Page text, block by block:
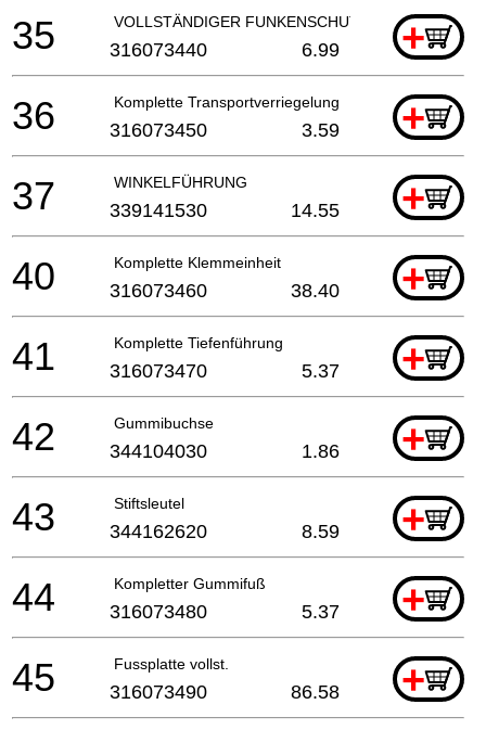
VOLLSTÄNDIGER FUNKENSCHUTZ +
35 316073440 6.99
Komplette Transportverriegelung +
36 316073450 3.59
WINKELFÜHRUNG +
37 339141530 14.55
Komplette Klemmeinheit +
40 316073460 38.40
Komplette Tiefenführung +
41 316073470 5.37
Gummibuchse +
42 344104030 1.86
Stiftsleutel +
43 344162620 8.59
Kompletter Gummifuß +
44 316073480 5.37
Fussplatte vollst. +
45 316073490 86.58